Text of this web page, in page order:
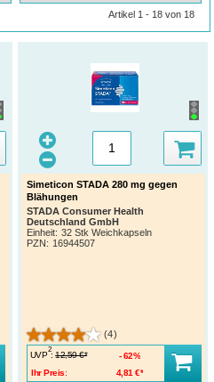
Artikel 1 - 18 von 18
Simeticon STADA 280 mg gegen
Blähungen
STADA Consumer Health
Deutschland GmbH
Einheit: 32 Stk Weichkapseln
PZN: 16944507
(4)
UVP
2
: 12,59 €*
Ihr Preis:
4,81 €*
62%